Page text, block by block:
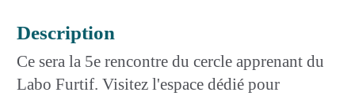
Description
Ce sera la 5e rencontre du cercle apprenant du
Labo Furtif. Visitez l'espace dédié pour